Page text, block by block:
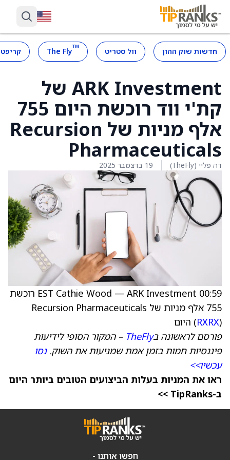
חדשות שוק ההון וול סטריט ™
The Fly
ARK Investment של
קת'י ווד רוכשת היום 755
אלף מניות של Recursion
Pharmaceuticals
דה פליי (TheFly) 19 בדצמבר 2025
00:59 EST Cathie Wood — ARK Investment רוכשת
755 אלף מניות של Recursion Pharmaceuticals
(RXRX) היום
פורסם לראשונה בTheFly – המקור הסופי לידיעות
פיננסיות חמות בזמן אמת שמניעות את השוק.נסו
עכשיו>>
ראו את המניות בעלות הביצועים הטובים ביותר היום
ב-TipRanks >>
חפשו אותנו -